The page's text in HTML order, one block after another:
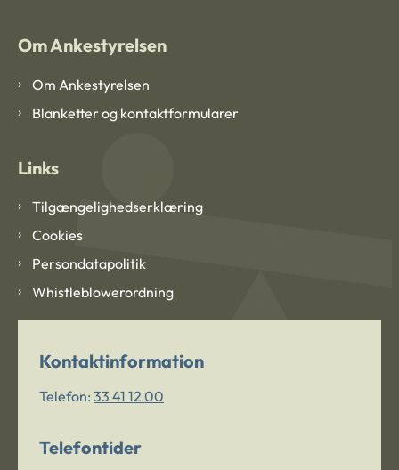
Om Ankestyrelsen
Om Ankestyrelsen
Blanketter og kontaktformularer
Links
Tilgængelighedserklæring
Cookies
Persondatapolitik
Whistleblowerordning
Kontaktinformation
Telefon: 33 41 12 00
Telefontider